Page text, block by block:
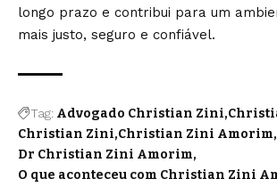
longo prazo e contribui para um
mais justo, seguro e confiável.
Tag: Advogado Christian Zini
Christian Zini Christian Zini Amorim
Dr Christian Zini Amorim
O que aconteceu com Christian Zini